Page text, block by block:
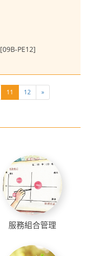
[09B-PE12]
11 12 »
服務組合管理